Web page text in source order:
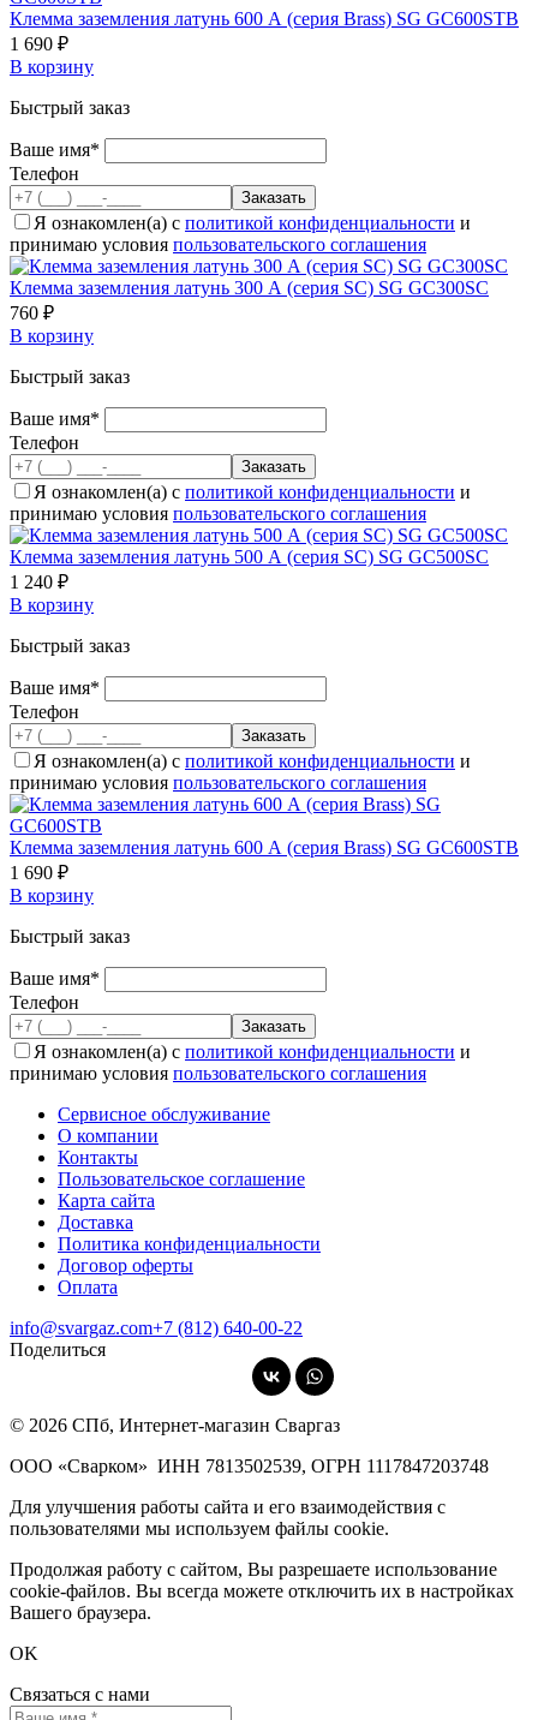
Клемма заземления латунь 600 А (серия Brass) SG GC600STB
1 690 ₽
В корзину
Быстрый заказ
Ваше имя*
Телефон
Я ознакомлен(а) с политикой конфиденциальности и
принимаю условия пользовательского соглашения
Клемма заземления латунь 300 А (серия SC) SG GC300SC
760 ₽
В корзину
Быстрый заказ
Ваше имя*
Телефон
Я ознакомлен(а) с политикой конфиденциальности и
принимаю условия пользовательского соглашения
Клемма заземления латунь 500 А (серия SC) SG GC500SC
1 240 ₽
В корзину
Быстрый заказ
Ваше имя*
Телефон
Я ознакомлен(а) с политикой конфиденциальности и
принимаю условия пользовательского соглашения
Клемма заземления латунь 600 А (серия Brass) SG GC600STB
1 690 ₽
В корзину
Быстрый заказ
Ваше имя*
Телефон
Я ознакомлен(а) с политикой конфиденциальности и
принимаю условия пользовательского соглашения
Сервисное обслуживание
О компании
Контакты
Пользовательское соглашение
Карта сайта
Доставка
Политика конфиденциальности
Договор оферты
Оплата
info@svargaz.com+7 (812) 640‑00‑22
Поделиться
© 2026 СПб, Интернет-магазин Сваргаз
ООО «Сварком» ИНН 7813502539, ОГРН 1117847203748
Для улучшения работы сайта и его взаимодействия с
пользователями мы используем файлы cookie.
Продолжая работу с сайтом, Вы разрешаете использование
cookie-файлов. Вы всегда можете отключить их в настройках
Вашего браузера.
OK
Связаться с нами